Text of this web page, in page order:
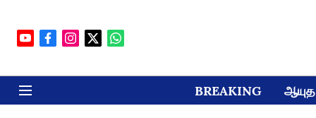
BREAKING ஆயுத